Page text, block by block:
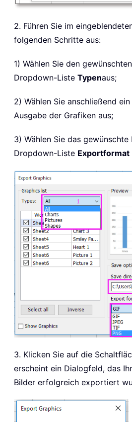
2. Führen Sie im
folgenden Schritte aus:
1) Wählen Sie den
Dropdown-Liste Typenaus;
2) Wählen Sie anschließend
Ausgabe der Grafiken aus;
3) Wählen Sie das
Dropdown-Liste Exportformat
3. Klicken Sie auf die
erscheint ein Dialogfeld, das
Bilder erfolgreich exportiert